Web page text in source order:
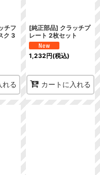
チフ
ク 3
れる
[純正部品] クラッチプ
レート 2枚セット
1,232円(税込)
カートに入れる